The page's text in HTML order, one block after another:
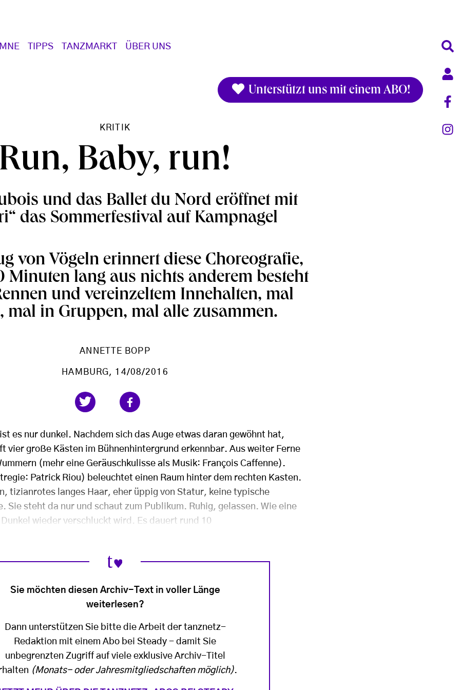
TIPPS TANZMARKT ÜBER UNS
Unterstützt uns mit einem ABO!
KRITIK
Baby, run!
und das Ballet du Nord eröffnet mit
das Sommerfestival auf Kampnagel
von Vögeln erinnert diese Choreografie,
Minuten lang aus nichts anderem besteht
und vereinzeltem Innehalten, mal
mal in Gruppen, mal alle zusammen.
ANNETTE BOPP
HAMBURG, 14/08/2016
es nur dunkel. Nachdem sich das Auge etwas daran gewöhnt hat,
vier große Kästen im Bühnenhintergrund erkennbar. Aus weiter Ferne
(mehr eine Geräuschkulisse als Musik: François Caffenne).
Patrick Riou) beleuchtet einen Raum hinter dem rechten Kasten.
tizianrotes langes Haar, eher üppig von Statur, keine typische
Sie steht da nur und schaut zum Publikum. Ruhig, gelassen. Wie eine
wieder verschluckt wird. Es dauert rund 10
Sie möchten diesen Archiv-Text in voller Länge
weiterlesen?
Dann unterstützen Sie bitte die Arbeit der tanznetz-
Redaktion mit einem Abo bei Steady - damit Sie
unbegrenzten Zugriff auf viele exklusive Archiv-Titel
(Monats- oder Jahresmitgliedschaften möglich).